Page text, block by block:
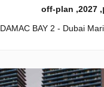
DAMAC BAY 2 - Dubai